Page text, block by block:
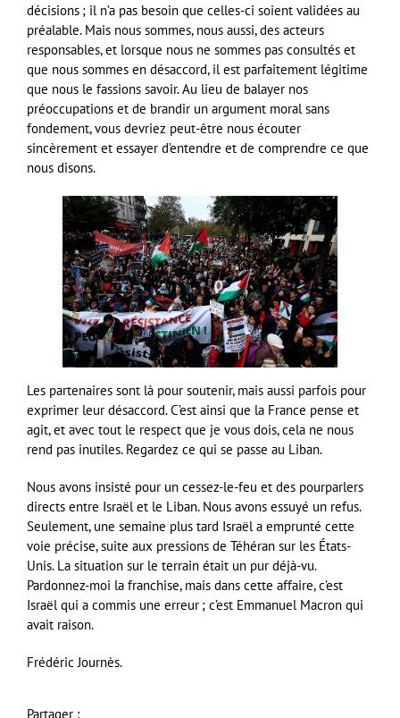
décisions ; il n’a pas besoin que celles-ci soient validées au
préalable. Mais nous sommes, nous aussi, des acteurs
responsables, et lorsque nous ne sommes pas consultés et
que nous sommes en désaccord, il est parfaitement légitime
que nous le fassions savoir. Au lieu de balayer nos
préoccupations et de brandir un argument moral sans
fondement, vous devriez peut-être nous écouter
sincèrement et essayer d’entendre et de comprendre ce que
nous disons.
Les partenaires sont là pour soutenir, mais aussi parfois pour
exprimer leur désaccord. C’est ainsi que la France pense et
agit, et avec tout le respect que je vous dois, cela ne nous
rend pas inutiles. Regardez ce qui se passe au Liban.
Nous avons insisté pour un cessez-le-feu et des pourparlers
directs entre Israël et le Liban. Nous avons essuyé un refus.
Seulement, une semaine plus tard Israël a emprunté cette
voie précise, suite aux pressions de Téhéran sur les États-
Unis. La situation sur le terrain était un pur déjà-vu.
Pardonnez-moi la franchise, mais dans cette affaire, c’est
Israël qui a commis une erreur ; c’est Emmanuel Macron qui
avait raison.
Frédéric Journès.
Partager :